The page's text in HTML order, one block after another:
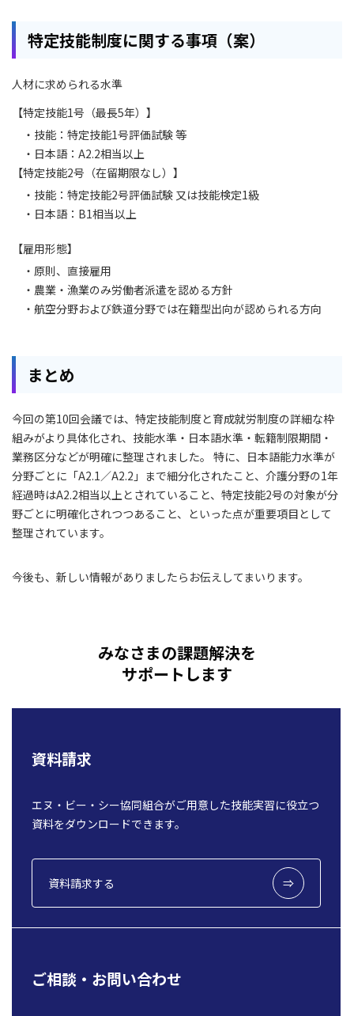
特定技能制度に関する事項（案）
人材に求められる水準
【特定技能1号（最長5年）】
・技能：特定技能1号評価試験 等
・日本語：A2.2相当以上
【特定技能2号（在留期限なし）】
・技能：特定技能2号評価試験 又は技能検定1級
・日本語：B1相当以上
【雇用形態】
・原則、直接雇用
・農業・漁業のみ労働者派遣を認める方針
・航空分野および鉄道分野では在籍型出向が認められる方向
まとめ
今回の第10回会議では、特定技能制度と育成就労制度の詳細な枠
組みがより具体化され、技能水準・日本語水準・転籍制限期間・
業務区分などが明確に整理されました。 特に、日本語能力水準が
分野ごとに「A2.1／A2.2」まで細分化されたこと、介護分野の1年
経過時はA2.2相当以上とされていること、特定技能2号の対象が分
野ごとに明確化されつつあること、といった点が重要項目として
整理されています。
今後も、新しい情報がありましたらお伝えしてまいります。
みなさまの課題解決を
サポートします
資料請求
エヌ・ビー・シー協同組合がご用意した技能実習に役立つ
資料をダウンロードできます。
資料請求する
ご相談・お問い合わせ